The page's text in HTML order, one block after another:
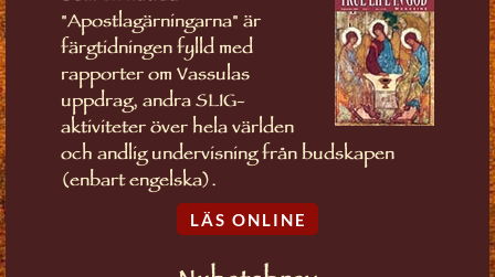
"Apostlagärningarna" är
färgtidningen fylld med
rapporter om Vassulas
uppdrag, andra SLIG-
aktiviteter över hela världen
och andlig undervisning från budskapen
(enbart engelska).
LÄS ONLINE